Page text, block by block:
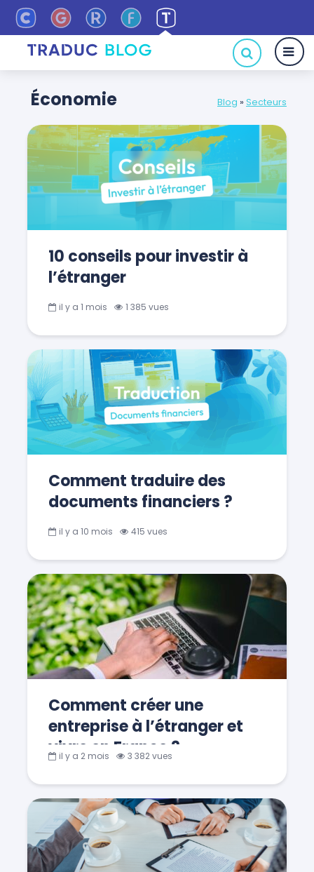
Économie Blog » Secteurs
10 conseils pour investir à
l’étranger
il y a 1 mois 1 385 vues
Comment traduire des
documents financiers ?
il y a 10 mois 415 vues
Comment créer une
entreprise à l’étranger et
vivre en France ?
il y a 2 mois 3 382 vues